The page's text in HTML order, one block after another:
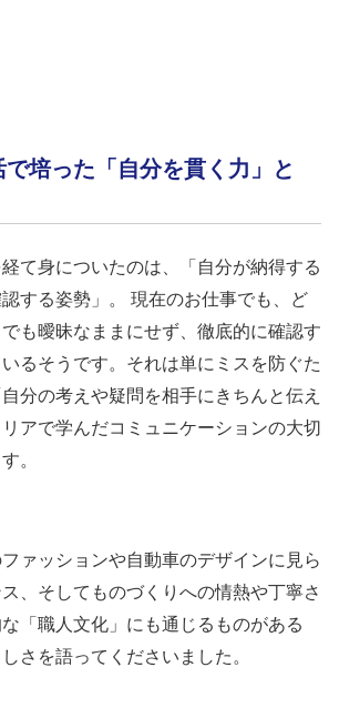
培った「自分を貫く力」と
て身についたのは、「自分が納得する
する姿勢」。 現在のお仕事でも、ど
も曖昧なままにせず、徹底的に確認す
るそうです。それは単にミスを防ぐた
分の考えや疑問を相手にきちんと伝え
アで学んだコミュニケーションの大切
。
ァッションや自動車のデザインに見ら
、そしてものづくりへの情熱や丁寧さ
「職人文化」にも通じるものがある
さを語ってくださいました。